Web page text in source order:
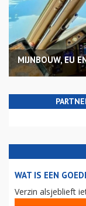
MIJNBOUW, EU
WAT IS EEN
Verzin alsjeblieft